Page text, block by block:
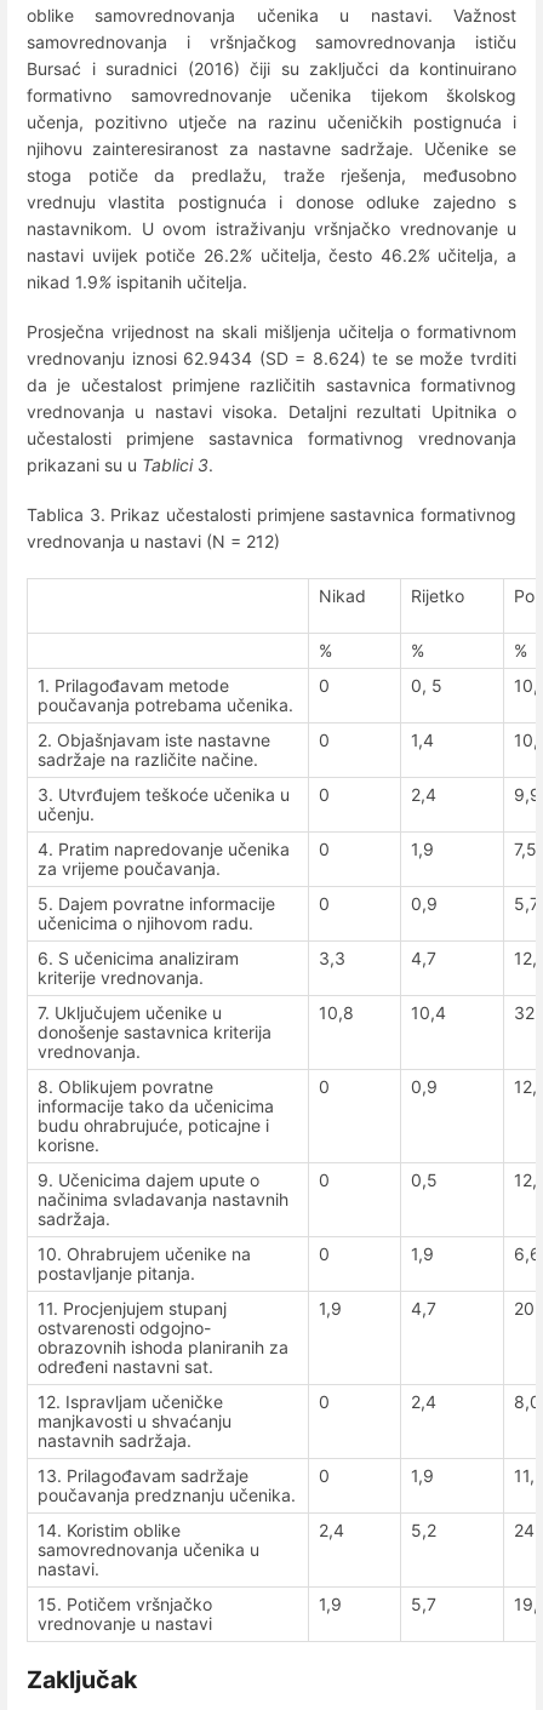
oblike samovrednovanja učenika u nastavi. Važnost
samovrednovanja i vršnjačkog samovrednovanja ističu
Bursać i suradnici (2016) čiji su zaključci da kontinuirano
formativno samovrednovanje učenika tijekom školskog
učenja, pozitivno utječe na razinu učeničkih postignuća i
njihovu zainteresiranost za nastavne sadržaje. Učenike se
stoga potiče da predlažu, traže rješenja, međusobno
vrednuju vlastita postignuća i donose odluke zajedno s
nastavnikom. U ovom istraživanju vršnjačko vrednovanje u
nastavi uvijek potiče 26.2%učitelja, često 46.2%učitelja, a
nikad 1.9% ispitanih učitelja.
Prosječna vrijednost na skali mišljenja učitelja o formativnom
vrednovanju iznosi 62.9434 (SD = 8.624) te se može tvrditi
da je učestalost primjene različitih sastavnica formativnog
vrednovanja u nastavi visoka. Detaljni rezultati Upitnika o
učestalosti primjene sastavnica formativnog vrednovanja
prikazani su u Tablici 3.
Tablica 3. Prikaz učestalosti primjene sastavnica formativnog
vrednovanja u nastavi (N = 212)
Nikad Rijetko
% %
%
1. Prilagođavam metode
poučavanja potrebama učenika.
0 0, 5
2. Objašnjavam iste nastavne
sadržaje na različite načine.
0 1,4
3. Utvrđujem teškoće učenika u
učenju.
0 2,4 9,9
4. Pratim napredovanje učenika
za vrijeme poučavanja.
0 1,9 7,5
5. Dajem povratne informacije
učenicima o njihovom radu.
0 0,9 5,7
6. S učenicima analiziram
kriterije vrednovanja.
3,3 4,7
7. Uključujem učenike u
donošenje sastavnica kriterija
vrednovanja.
10,8 10,4
8. Oblikujem povratne
informacije tako da učenicima
budu ohrabrujuće, poticajne i
korisne.
0 0,9
9. Učenicima dajem upute o
načinima svladavanja nastavnih
sadržaja.
0 0,5
10. Ohrabrujem učenike na
postavljanje pitanja.
0 1,9 6,6
11. Procjenjujem stupanj
ostvarenosti odgojno-
obrazovnih ishoda planiranih za
određeni nastavni sat.
1,9 4,7
12. Ispravljam učeničke
manjkavosti u shvaćanju
nastavnih sadržaja.
0 2,4 8,0
13. Prilagođavam sadržaje
poučavanja predznanju učenika.
0 1,9
14. Koristim oblike
samovrednovanja učenika u
nastavi.
2,4 5,2
15. Potičem vršnjačko
vrednovanje u nastavi
1,9 5,7
Zaključak